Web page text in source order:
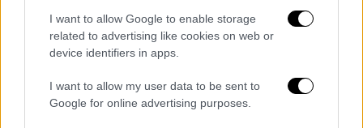
I want to allow Google to enable storage
related to advertising like cookies on web or
device identifiers in apps.
I want to allow my user data to be sent to
Google for online advertising purposes.
το Νοσοκομείο «Παπανικολάου» της
Θεσσαλονίκης και πλέον επέστρεψε στη
Η νεαρή βρισκόταν στο δεύτερο βαγόνι της